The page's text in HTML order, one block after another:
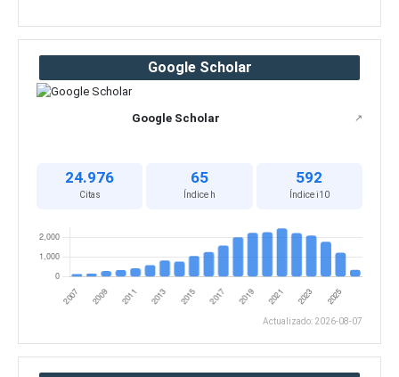
Google Scholar
Google Scholar ↗
24.976
Citas
65
Índice h
592
Índice i10
Actualizado: 2026-08-07